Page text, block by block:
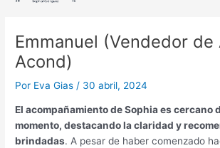
Emmanuel (Vendedor de
Acond)
Por Eva Gias / 30 abril, 2024
El acompañamiento de Sophia es cercano
momento, destacando la claridad y
brindadas. A pesar de haber comenzado